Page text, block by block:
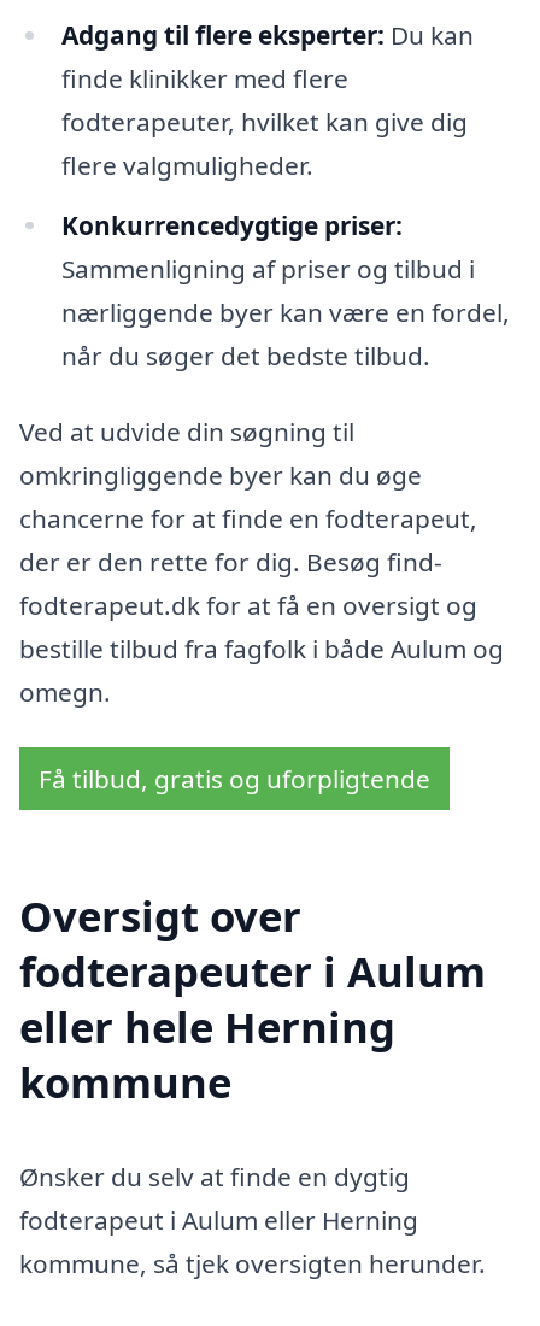
Adgang til flere eksperter: Du kan
finde klinikker med flere
fodterapeuter, hvilket kan give dig
flere valgmuligheder.
Konkurrencedygtige priser:
Sammenligning af priser og tilbud i
nærliggende byer kan være en fordel,
når du søger det bedste tilbud.
Ved at udvide din søgning til
omkringliggende byer kan du øge
chancerne for at finde en fodterapeut,
der er den rette for dig. Besøg find-
fodterapeut.dk for at få en oversigt og
bestille tilbud fra fagfolk i både Aulum og
omegn.
Få tilbud, gratis og uforpligtende
Oversigt over
fodterapeuter i Aulum
eller hele Herning
kommune
Ønsker du selv at finde en dygtig
fodterapeut i Aulum eller Herning
kommune, så tjek oversigten herunder.